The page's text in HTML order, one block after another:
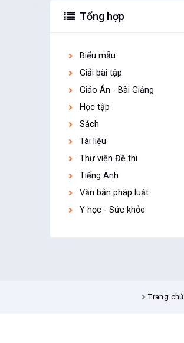
Tổng hợp
Biểu mẫu
Giải bài tập
Giáo Án - Bài Giảng
Học tập
Sách
Tài liệu
Thư viện Đề thi
Tiếng Anh
Văn bản pháp luật
Y học - Sức khỏe
Trang chủ